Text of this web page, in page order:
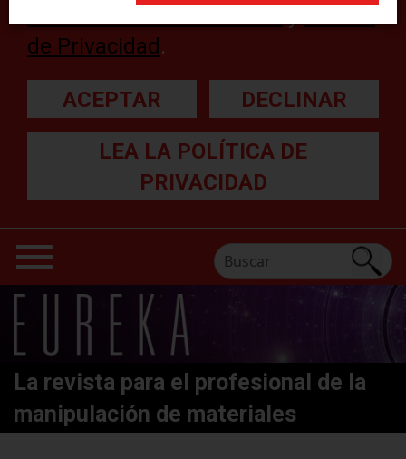
de Privacidad .
ACEPTAR DECLINAR
LEA LA POLÍTICA DE
PRIVACIDAD
La revista para el profesional de la
manipulación de materiales